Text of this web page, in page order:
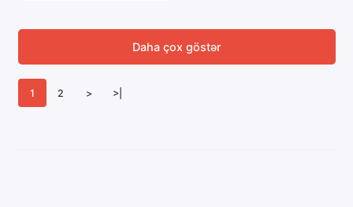
1 2 > >|
Daha çox göstər